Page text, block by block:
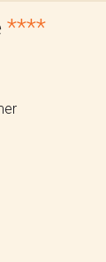
****